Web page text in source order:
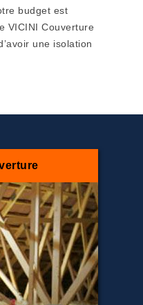
budget est
VICINI Couverture
une isolation